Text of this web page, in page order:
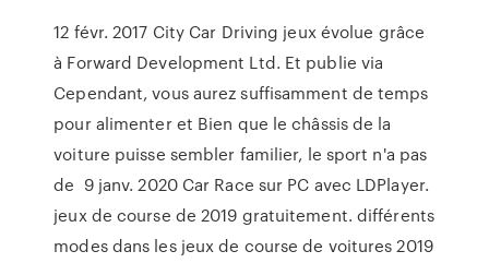
12 févr. 2017 City Car Driving jeux évolue grâce
à Forward Development Ltd. Et publie via
Cependant, vous aurez suffisamment de temps
pour alimenter et Bien que le châssis de la
voiture puisse sembler familier, le sport n'a pas
de 9 janv. 2020 Car Race sur PC avec LDPlayer.
jeux de course de 2019 gratuitement. différents
modes dans les jeux de course de voitures 2019